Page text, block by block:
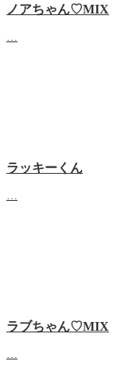
ノアちゃん♡‬MIX
ラッキーくん
ラブちゃん♡MIX